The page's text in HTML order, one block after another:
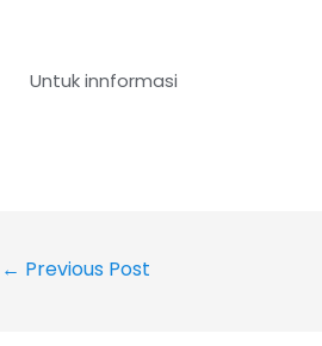
Untuk innformasi
Post
← Previous Post